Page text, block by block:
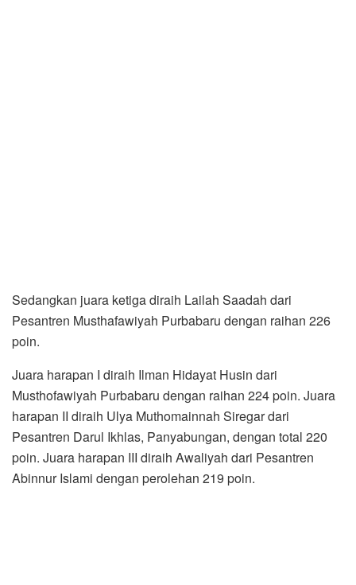
Sedangkan juara ketiga diraih Lailah Saadah dari
Pesantren Musthafawiyah Purbabaru dengan raihan 226
poin.
Juara harapan I diraih Ilman Hidayat Husin dari
Musthofawiyah Purbabaru dengan raihan 224 poin. Juara
harapan II diraih Ulya Muthomainnah Siregar dari
Pesantren Darul Ikhlas, Panyabungan, dengan total 220
poin. Juara harapan III diraih Awaliyah dari Pesantren
Abinnur Islami dengan perolehan 219 poin.